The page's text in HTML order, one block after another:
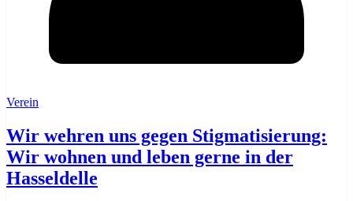
Verein
Wir wehren uns gegen Stigmatisierung:
Wir wohnen und leben gerne in der
Hasseldelle